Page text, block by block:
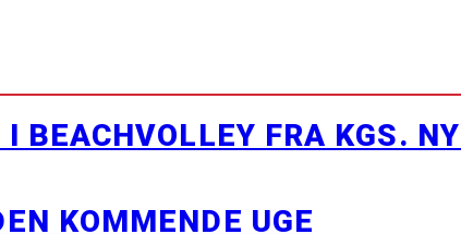
BEACHVOLLEY FRA KGS.
KOMMENDE UGE